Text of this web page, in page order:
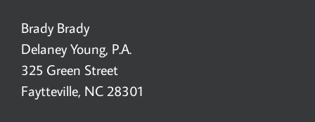
Brady Brady
Delaney Young, P.A.
325 Green Street
Faytteville, NC 28301